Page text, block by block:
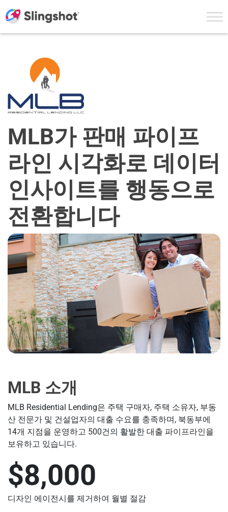
MLB가 판매 파이프
라인 시각화로 데이터
인사이트를 행동으로
전환합니다
MLB 소개
MLB Residential Lending은 주택 구매자, 주택 소유자, 부동
산 전문가 및 건설업자의 대출 수요를 충족하며, 북동부에
14개 지점을 운영하고 500건의 활발한 대출 파이프라인을
보유하고 있습니다.
$8,000
디자인 에이전시를 제거하여 월별 절감